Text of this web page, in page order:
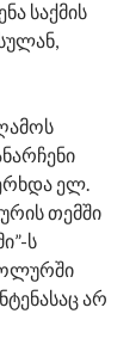
საქმის
ელ.
თემში
ს
არ